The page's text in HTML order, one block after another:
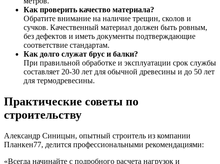
Как проверить качество материала?
Обратите внимание на наличие трещин, сколов и
сучков. Качественный материал должен быть ровным,
без дефектов и иметь документы подтверждающие
соответствие стандартам.
Как долго служат брус и балки?
При правильной обработке и эксплуатации срок службы
составляет 20-30 лет для обычной древесины и до 50 лет
для термодревесины.
Практические советы по
строительству
Александр Синицын, опытный строитель из компании
Планкен77, делится профессиональными рекомендациями:
«Всегда начинайте с подробного расчета нагрузок и